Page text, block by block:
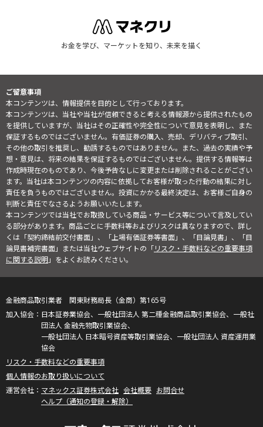
お金を学び、マーケットを知り、未来を描く
ご留意事項
本コンテンツは、情報提供を目的として行っております。
本コンテンツは、当社や当社が信頼できると考える情報源から提供されたもの
を提供していますが、当社はその正確性や完全性について意見を表明し、また
保証するものではございません。有価証券の購入、売却、デリバティブ取引、
その他の取引を推奨し、勧誘するものではありません。また、過去の実績や予
想・意見は、将来の結果を保証するものではございません。提供する情報等は
作成時現在のものであり、今後予告なしに変更または削除されることがござい
ます。当社は本コンテンツの内容に依拠してお客様が取った行動の結果に対し
責任を負うものではございません。投資にかかる最終決定は、お客様ご自身の
判断と責任でなさるようお願いいたします。
本コンテンツでは当社でお取扱している商品・サービス等について言及してい
る部分があります。商品ごとに手数料等およびリスクは異なりますので、詳し
くは「契約締結前交付書面」、「上場有価証券等書面」、「目論見書」、「目
論見書補完書面」または当社ウェブサイトの「リスク・手数料などの重要事項
に関する説明」をよくお読みください。
金融商品取引業者 関東財務局長（金商）第165号
日本証券業協会、一般社団法人 第二種金融商品取引業協会、一般社
団法人 金融先物取引業協会、
一般社団法人 日本暗号資産等取引業協会、一般社団法人 資産運用業
協会
リスク・手数料などの重要事項
個人情報のお取り扱いについて
マネックス証券株式会社 会社概要 お問合せ
ヘルプ（通知の登録・解除）